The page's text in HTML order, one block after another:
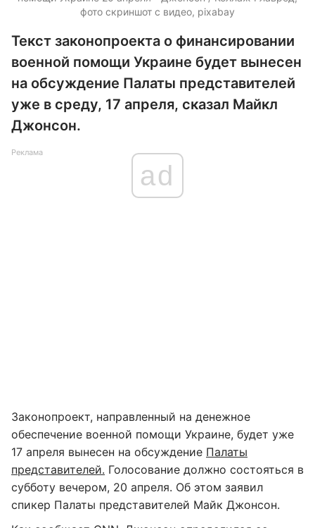
фото скриншот с видео, pixabay
Текст законопроекта о финансировании
военной помощи Украине будет вынесен
на обсуждение Палаты представителей
уже в среду, 17 апреля, сказал Майкл
Джонсон.
Реклама
ad
Законопроект, направленный на денежное
обеспечение военной помощи Украине, будет уже
17 апреля вынесен на обсуждение Палаты
представителей. Голосование должно состояться в
субботу вечером, 20 апреля. Об этом заявил
спикер Палаты представителей Майк Джонсон.